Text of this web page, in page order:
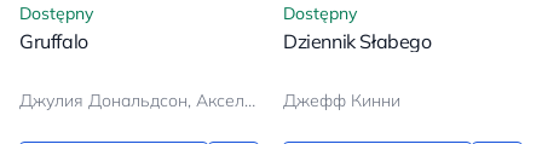
Dostępny
Gruffalo
Джулия Дональдсон, Аксель Шеффлер
Dostępny
Dziennik Słabego
Джефф Кинни